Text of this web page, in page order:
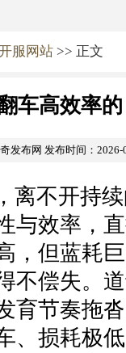
服网站 >> 正文
车高效率
发布网 发布时间：2026-
不开持续
与效率，
，但蓝耗
不偿失。
育节奏拖
、损耗极